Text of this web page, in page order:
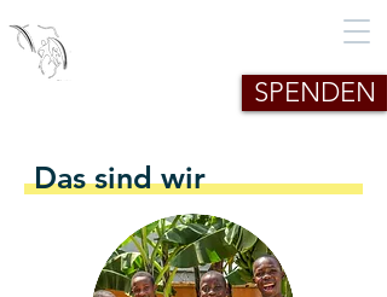
SPENDEN
Das sind wir